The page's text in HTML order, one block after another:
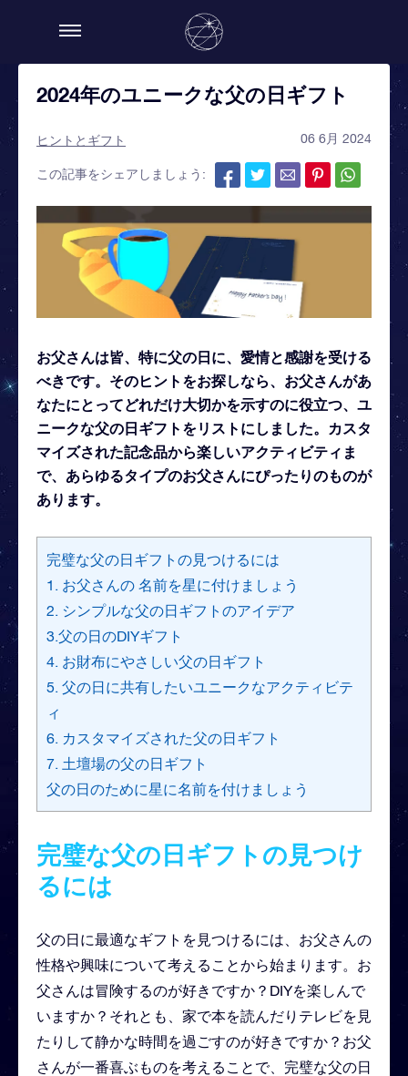
2024年のユニークな父の日ギフト
ヒントとギフト 06 6月 2024
この記事をシェアしましょう:
お父さんは皆、特に父の日に、愛情と感謝を受ける
べきです。そのヒントをお探しなら、お父さんがあ
なたにとってどれだけ大切かを示すのに役立つ、ユ
ニークな父の日ギフトをリストにしました。カスタ
マイズされた記念品から楽しいアクティビティま
で、あらゆるタイプのお父さんにぴったりのものが
あります。
完璧な父の日ギフトの見つけるには
1. お父さんの 名前を星に付けましょう
2. シンプルな父の日ギフトのアイデア
3.父の日のDIYギフト
4. お財布にやさしい父の日ギフト
5. 父の日に共有したいユニークなアクティビテ
ィ
6. カスタマイズされた父の日ギフト
7. 土壇場の父の日ギフト
父の日のために星に名前を付けましょう
完璧な父の日ギフトの見つけ
るには
父の日に最適なギフトを見つけるには、お父さんの
性格や興味について考えることから始まります。お
父さんは冒険するのが好きですか？DIYを楽しんで
いますか？それとも、家で本を読んだりテレビを見
たりして静かな時間を過ごすのが好きですか？お父
さんが一番喜ぶものを考えることで、完璧な父の日